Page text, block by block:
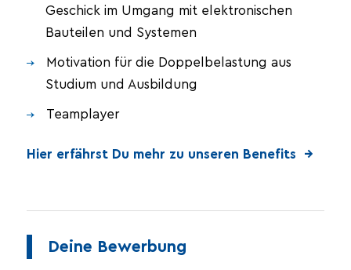
Geschick im Umgang mit elektronischen
Bauteilen und Systemen
Motivation für die Doppelbelastung aus
Studium und Ausbildung
Teamplayer
Hier erfährst Du mehr zu unseren Benefits →
Deine Bewerbung